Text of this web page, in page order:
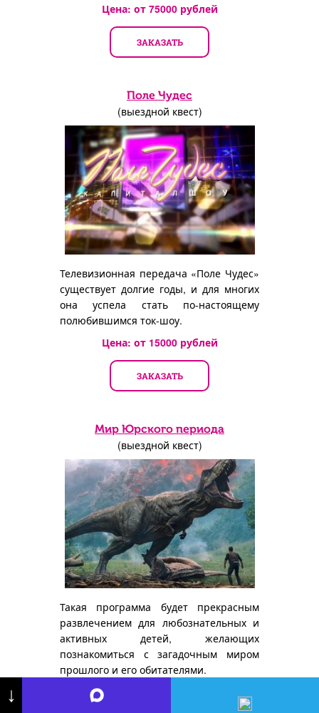
Цена: от 75000рублей
ЗАКАЗАТЬ
Поле Чудес
(выездной квест)
Телевизионная передача «Поле Чудес»
существует долгие годы, и для многих
она успела стать по-настоящему
полюбившимся ток-шоу.
Цена: от 15000рублей
ЗАКАЗАТЬ
Мир Юрского периода
(выездной квест)
Такая программа будет прекрасным
развлечением для любознательных и
активных детей, желающих
познакомиться с загадочным миром
прошлого и его обитателями.
Цена: от
↓